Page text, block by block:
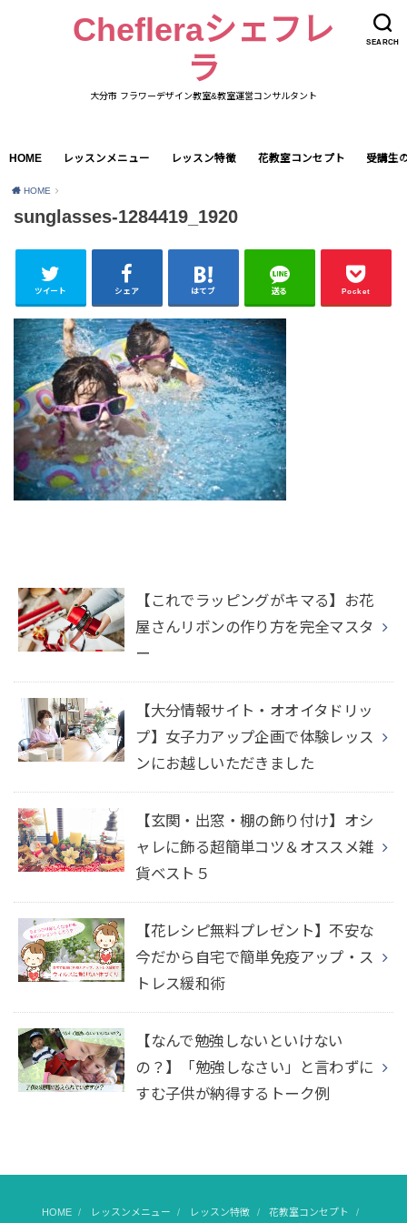
SEARCH
Chefleraシェフレ
ラ
大分市 フラワーデザイン教室&教室運営コンサルタント
HOME レッスンメニュー レッスン特徴 花教室コンセプト 受講生
HOME
sunglasses-1284419_1920
ツイート シェア はてブ 送る Pocket
【これでラッピングがキマる】お花
屋さんリボンの作り方を完全マスタ
ー
【大分情報サイト・オオイタドリッ
プ】女子力アップ企画で体験レッス
ンにお越しいただきました
【玄関・出窓・棚の飾り付け】オシ
ャレに飾る超簡単コツ＆オススメ雑
貨ベスト５
【花レシピ無料プレゼント】不安な
今だから自宅で簡単免疫アップ・ス
トレス緩和術
【なんで勉強しないといけない
の？】「勉強しなさい」と言わずに
すむ子供が納得するトーク例
HOME レッスンメニュー レッスン特徴 花教室コンセプト